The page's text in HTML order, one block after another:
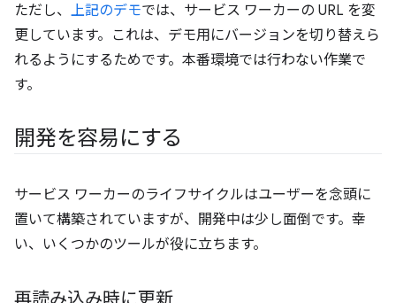
ただし、 上記のデモでは、サービス ワーカーの URL を変
更しています。
これは、デモ用にバージョンを切り替えら
れるようにするためです。本番環境では行わない作業で
す。
開発を容易にする
サービス ワーカーのライフサイクルはユーザーを念頭に
置いて構築されていますが、開発中は少し面倒です。幸
い、いくつかのツールが役に立ちます。